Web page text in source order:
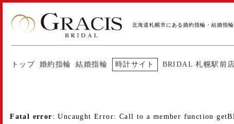
北海道札幌市にある婚約指輪・結婚指
トップ 婚約指輪 結婚指輪 時計サイト BRIDAL 札幌駅前店
Fatal error : Uncaught Error: Call to a member function